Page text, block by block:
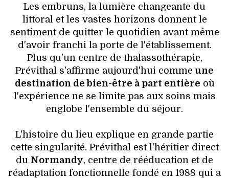
Les embruns, la lumière changeante du
littoral et les vastes horizons donnent le
sentiment de quitter le quotidien avant même
d'avoir franchi la porte de l'établissement.
Plus qu'un centre de thalassothérapie,
Prévithal s'affirme aujourd'hui comme une
destination de bien-être à part entière où
l'expérience ne se limite pas aux soins mais
englobe l'ensemble du séjour.
L'histoire du lieu explique en grande partie
cette singularité. Prévithal est l'héritier direct
du Normandy, centre de rééducation et de
réadaptation fonctionnelle fondé en 1988 qui a